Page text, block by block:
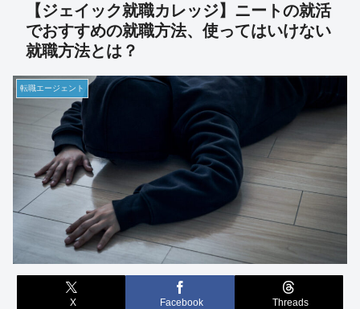
【ジェイック就職カレッジ】ニートの就活
でおすすめの就職方法、使ってはいけない
就職方法とは？
転職エージェント
X Facebook Threads